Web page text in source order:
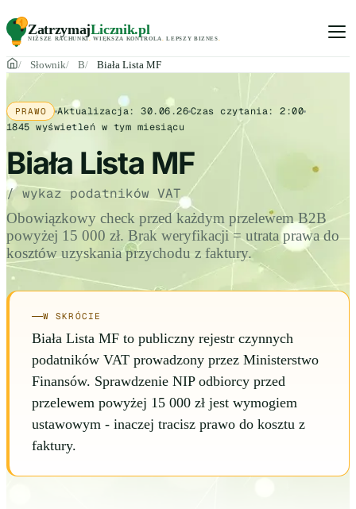
ZatrzymajLicznik.pl
NIŻSZE RACHUNKI. WIĘKSZA KONTROLA LEPSZY BIZNES
Słownik B Biała Lista MF
PRAWO Aktualizacja:30.06.26Czas czytania:2:00
1845 wyświetleń w tym miesiącu
Biała Lista MF
/ wykaz podatników VAT
Obowiązkowy check przed każdym przelewem B2B
powyżej 15 000 zł. Brak weryfikacji = utrata prawa do
kosztów uzyskania przychodu z faktury.
W SKRÓCIE
Biała Lista MF to publiczny rejestr czynnych
podatników VAT prowadzony przez Ministerstwo
Finansów. Sprawdzenie NIP odbiorcy przed
przelewem powyżej 15 000 zł jest wymogiem
ustawowym - inaczej tracisz prawo do kosztu z
faktury.